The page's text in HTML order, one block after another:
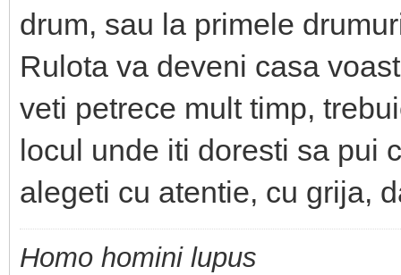
drum, sau la primele
Rulota va deveni casa
veti petrece mult timp,
locul unde iti doresti sa pui
alegeti cu atentie, cu grija,
Homo homini lupus